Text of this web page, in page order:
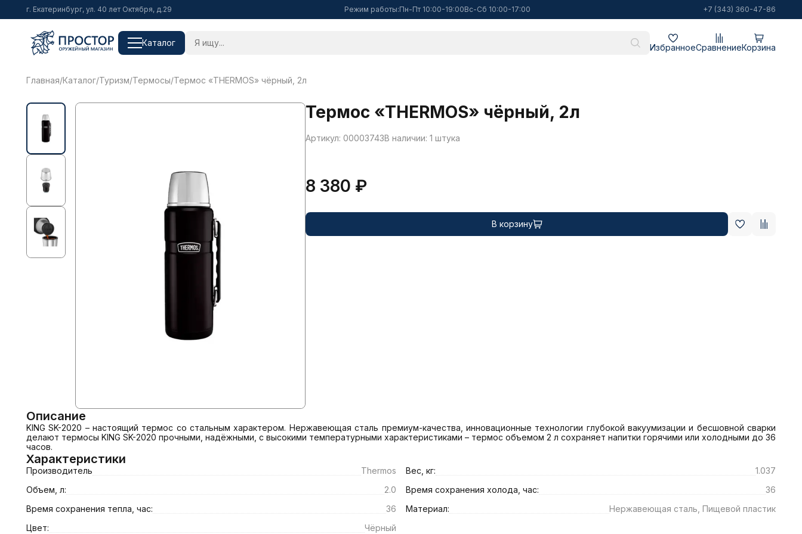
г. Екатеринбург, ул. 40 лет Октября, д.29 Режим работы:Пн-Пт 10:00-19:00Вс-Сб 10:00-17:00 +7 (343) 360-47-86
Каталог ИзбранноеСравнениеКорзина
Главная/Каталог/Туризм/Термосы/Термос «THERMOS» чёрный, 2л
Термос «THERMOS» чёрный, 2л
Артикул: 00003743В наличии: 1 штука
8 380 ₽
В корзину
Описание
KING SK-2020 – настоящий термос со стальным характером. Нержавеющая сталь премиум-качества, инновационные технологии глубокой вакуумизации и бесшовной сварки
делают термосы KING SK-2020 прочными, надёжными, с высокими температурными характеристиками – термос объемом 2 л сохраняет напитки горячими или холодными до 36
часов.
Характеристики
Производитель Thermos Вес, кг:
1.037
Объем, л:
2.0 Время сохранения холода, час:
36
Время сохранения тепла, час:
36 Материал:
Нержавеющая сталь, Пищевой пластик
Цвет:
Чёрный